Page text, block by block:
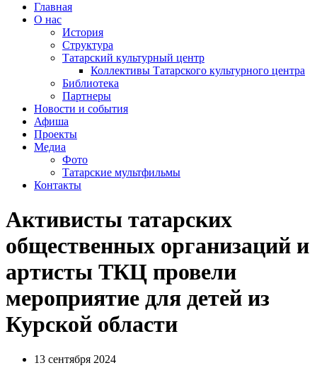
Главная
О нас
История
Структура
Татарский культурный центр
Коллективы Татарского культурного центра
Библиотека
Партнеры
Новости и события
Афиша
Проекты
Медиа
Фото
Татарские мультфильмы
Контакты
Активисты татарских
общественных организаций и
артисты ТКЦ провели
мероприятие для детей из
Курской области
13 сентября 2024